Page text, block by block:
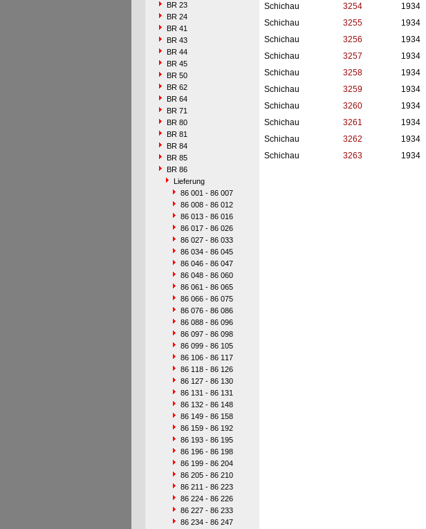
BR 23
BR 24
BR 41
BR 43
BR 44
BR 45
BR 50
BR 62
BR 64
BR 71
BR 80
BR 81
BR 84
BR 85
BR 86
Lieferung
86 001 - 86 007
86 008 - 86 012
86 013 - 86 016
86 017 - 86 026
86 027 - 86 033
86 034 - 86 045
86 046 - 86 047
86 048 - 86 060
86 061 - 86 065
86 066 - 86 075
86 076 - 86 086
86 088 - 86 096
86 097 - 86 098
86 099 - 86 105
86 106 - 86 117
86 118 - 86 126
86 127 - 86 130
86 131 - 86 131
86 132 - 86 148
86 149 - 86 158
86 159 - 86 192
86 193 - 86 195
86 196 - 86 198
86 199 - 86 204
86 205 - 86 210
86 211 - 86 223
86 224 - 86 226
86 227 - 86 233
86 234 - 86 247
Schichau
3254 1934
Schichau
3255 1934
Schichau
3256 1934
Schichau
3257 1934
Schichau
3258 1934
Schichau
3259 1934
Schichau
3260 1934
Schichau
3261 1934
Schichau
3262 1934
Schichau
3263 1934